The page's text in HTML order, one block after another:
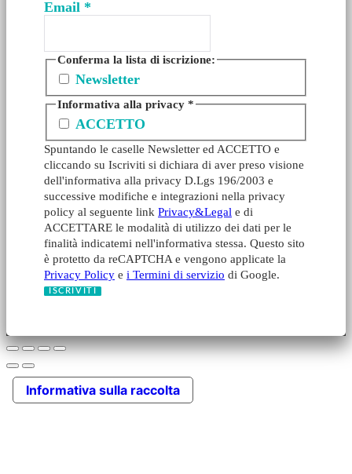
Email *
Conferma la lista di iscrizione:
Newsletter
Informativa alla privacy*
ACCETTO
Spuntando le caselle Newsletter ed ACCETTO e
cliccando su Iscriviti si dichiara di aver preso visione
dell'informativa alla privacy D.Lgs 196/2003 e
successive modifiche e integrazioni nella privacy
policy al seguente link Privacy&Legal e di
ACCETTARE le modalità di utilizzo dei dati per le
finalità indicatemi nell'informativa stessa. Questo sito
è protetto da reCAPTCHA e vengono applicate la
Privacy Policy e i Termini di servizio di Google.
Informativa sulla raccolta